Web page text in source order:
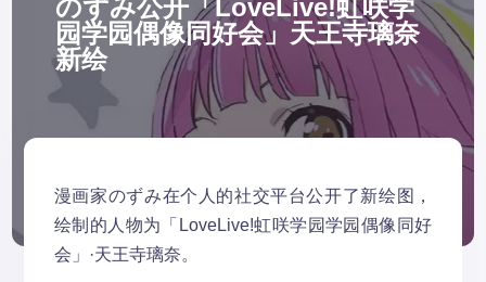
のずみ公开「LoveLive!虹咲学
园学园偶像同好会」天王寺璃奈
新绘
漫画家のずみ在个人的社交平台公开了新绘图，
绘制的人物为「LoveLive!虹咲学园学园偶像同好
会」·天王寺璃奈。